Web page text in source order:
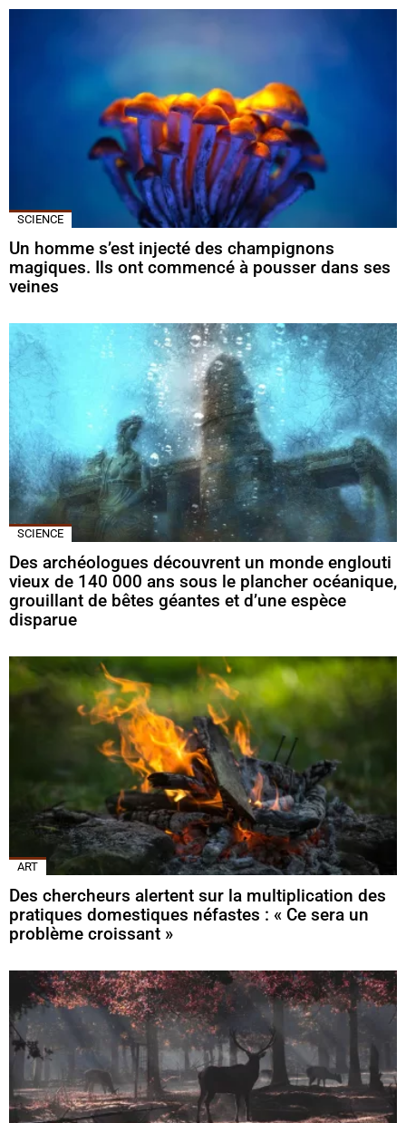
SCIENCE
Un homme s’est injecté des champignons
magiques. Ils ont commencé à pousser dans ses
veines
SCIENCE
Des archéologues découvrent un monde englouti
vieux de 140 000 ans sous le plancher océanique,
grouillant de bêtes géantes et d’une espèce
disparue
ART
Des chercheurs alertent sur la multiplication des
pratiques domestiques néfastes : « Ce sera un
problème croissant »